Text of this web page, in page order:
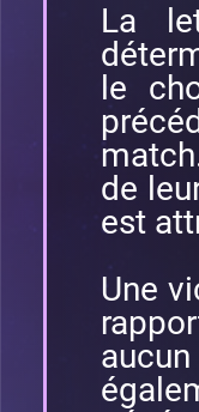
La
le
de
est
Une